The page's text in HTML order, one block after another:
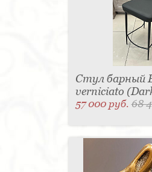
Стул барный
verniciato
57 000 руб.68